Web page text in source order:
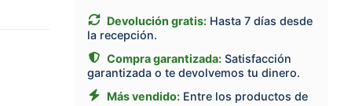
Devolución gratis: Hasta 7 días desde
la recepción.
Compra garantizada: Satisfacción
garantizada o te devolvemos tu dinero.
Más vendido: Entre los productos de